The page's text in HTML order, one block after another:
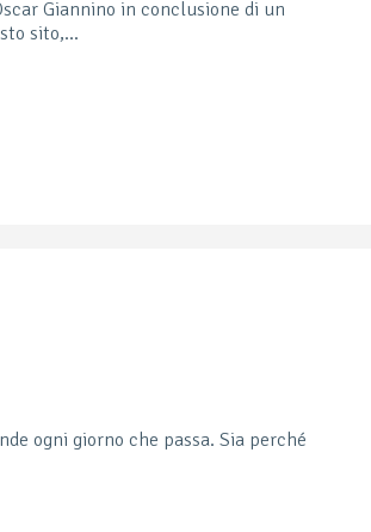
Giannino in conclusione di un
sito,...
ogni giorno che passa. Sia perché